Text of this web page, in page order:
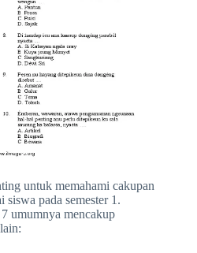
untuk memahami cakupan
siswa pada semester 1.
umumnya mencakup